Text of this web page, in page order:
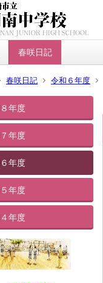
春咲日記
春咲日記 令和６年度
年度
年度
年度
年度
年度